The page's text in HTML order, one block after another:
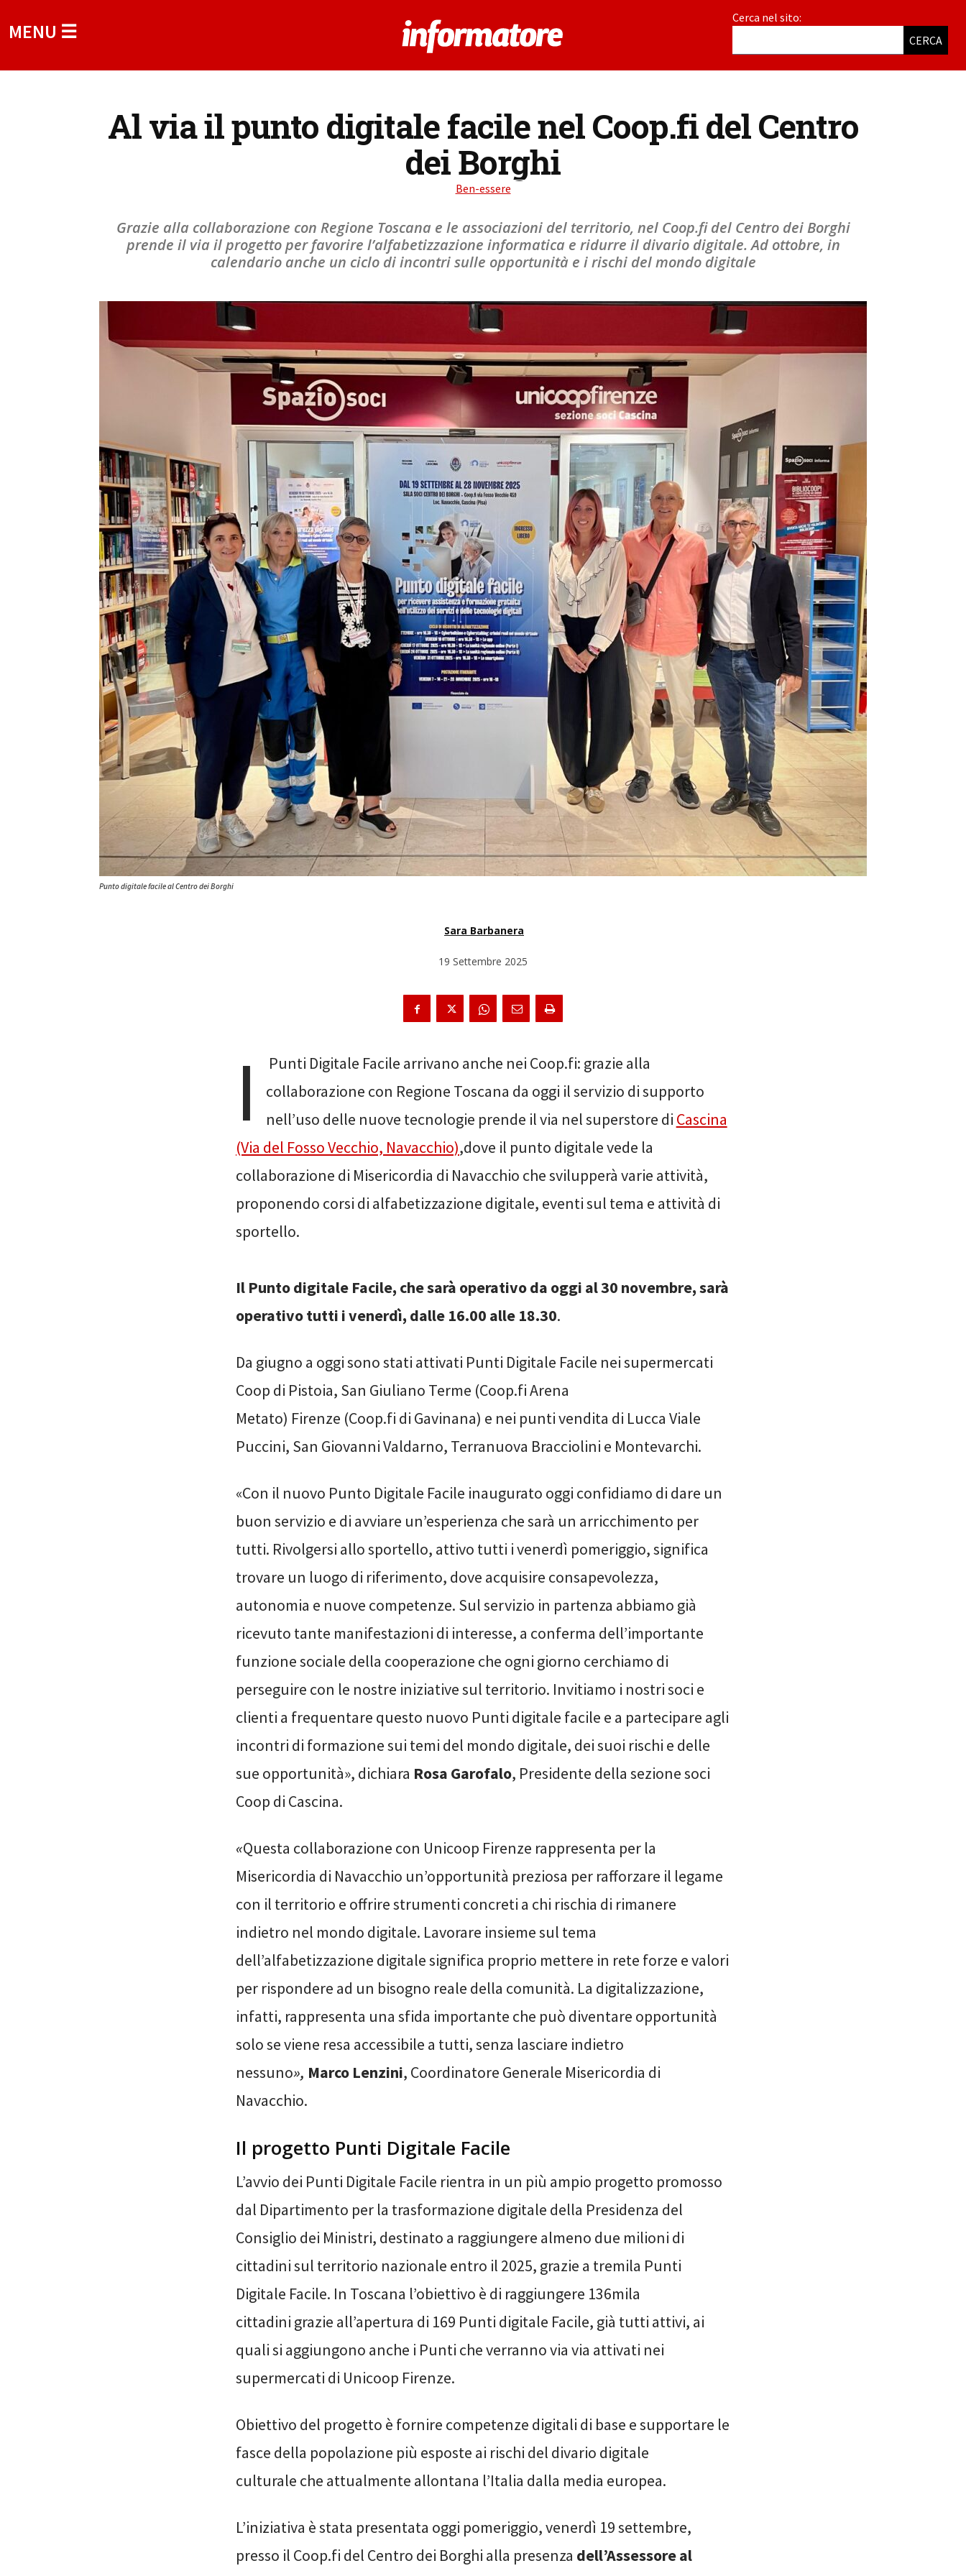
MENU ☰
Cerca nel sito:
CERCA
Al via il punto digitale facile nel Coop.fi del Centro
dei Borghi
Ben-essere
Grazie alla collaborazione con Regione Toscana e le associazioni del territorio, nel Coop.fi del Centro dei Borghi
prende il via il progetto per favorire l’alfabetizzazione informatica e ridurre il divario digitale. Ad ottobre, in
calendario anche un ciclo di incontri sulle opportunità e i rischi del mondo digitale
Punto digitale facile al Centro dei Borghi
Sara Barbanera
19 Settembre 2025
I
Punti Digitale Facile arrivano anche nei Coop.fi: grazie alla
collaborazione con Regione Toscana da oggi il servizio di supporto
nell’uso delle nuove tecnologie prende il via nel superstore di Cascina
(Via del Fosso Vecchio, Navacchio),dove il punto digitale vede la
collaborazione di Misericordia di Navacchio che svilupperà varie attività,
proponendo corsi di alfabetizzazione digitale, eventi sul tema e attività di
sportello.
Il Punto digitale Facile, che sarà operativo da oggi al 30 novembre, sarà
operativo tutti i venerdì, dalle 16.00 alle 18.30.
Da giugno a oggi sono stati attivati Punti Digitale Facile nei supermercati
Coop di Pistoia, San Giuliano Terme (Coop.fi Arena
Metato) Firenze (Coop.fi di Gavinana) e nei punti vendita di Lucca Viale
Puccini, San Giovanni Valdarno, Terranuova Bracciolini e Montevarchi.
«Con il nuovo Punto Digitale Facile inaugurato oggi confidiamo di dare un
buon servizio e di avviare un’esperienza che sarà un arricchimento per
tutti. Rivolgersi allo sportello, attivo tutti i venerdì pomeriggio, significa
trovare un luogo di riferimento, dove acquisire consapevolezza,
autonomia e nuove competenze. Sul servizio in partenza abbiamo già
ricevuto tante manifestazioni di interesse, a conferma dell’importante
funzione sociale della cooperazione che ogni giorno cerchiamo di
perseguire con le nostre iniziative sul territorio. Invitiamo i nostri soci e
clienti a frequentare questo nuovo Punti digitale facile e a partecipare agli
incontri di formazione sui temi del mondo digitale, dei suoi rischi e delle
sue opportunità», dichiara Rosa Garofalo, Presidente della sezione soci
Coop di Cascina.
«Questa collaborazione con Unicoop Firenze rappresenta per la
Misericordia di Navacchio un’opportunità preziosa per rafforzare il legame
con il territorio e offrire strumenti concreti a chi rischia di rimanere
indietro nel mondo digitale. Lavorare insieme sul tema
dell’alfabetizzazione digitale significa proprio mettere in rete forze e valori
per rispondere ad un bisogno reale della comunità. La digitalizzazione,
infatti, rappresenta una sfida importante che può diventare opportunità
solo se viene resa accessibile a tutti, senza lasciare indietro
nessuno», Marco Lenzini, Coordinatore Generale Misericordia di
Navacchio.
Il progetto Punti Digitale Facile
L’avvio dei Punti Digitale Facile rientra in un più ampio progetto promosso
dal Dipartimento per la trasformazione digitale della Presidenza del
Consiglio dei Ministri, destinato a raggiungere almeno due milioni di
cittadini sul territorio nazionale entro il 2025, grazie a tremila Punti
Digitale Facile. In Toscana l’obiettivo è di raggiungere 136mila
cittadini grazie all’apertura di 169 Punti digitale Facile, già tutti attivi, ai
quali si aggiungono anche i Punti che verranno via via attivati nei
supermercati di Unicoop Firenze.
Obiettivo del progetto è fornire competenze digitali di base e supportare le
fasce della popolazione più esposte ai rischi del divario digitale
culturale che attualmente allontana l’Italia dalla media europea.
L’iniziativa è stata presentata oggi pomeriggio, venerdì 19 settembre,
presso il Coop.fi del Centro dei Borghi alla presenza dell’Assessore al